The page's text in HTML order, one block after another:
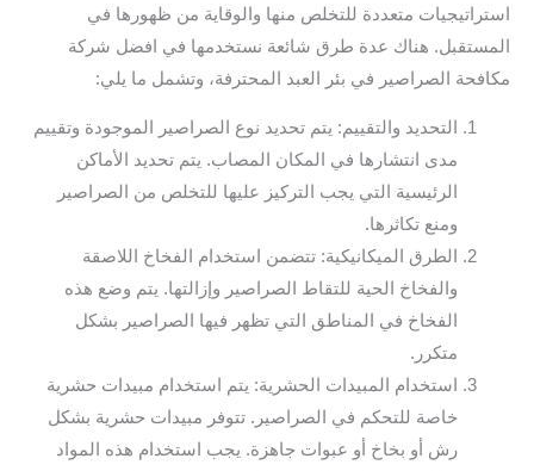
استراتيجيات متعددة للتخلص منها والوقاية من ظهورها في
المستقبل. هناك عدة طرق شائعة نستخدمها في افضل شركة
مكافحة الصراصير في بئر العبد المحترفة، وتشمل ما يلي:
التحديد والتقييم: يتم تحديد نوع الصراصير الموجودة وتقييم
مدى انتشارها في المكان المصاب. يتم تحديد الأماكن
الرئيسية التي يجب التركيز عليها للتخلص من الصراصير
ومنع تكاثرها.
الطرق الميكانيكية: تتضمن استخدام الفخاخ اللاصقة
والفخاخ الحية للتقاط الصراصير وإزالتها. يتم وضع هذه
الفخاخ في المناطق التي تظهر فيها الصراصير بشكل
متكرر.
استخدام المبيدات الحشرية: يتم استخدام مبيدات حشرية
خاصة للتحكم في الصراصير. تتوفر مبيدات حشرية بشكل
رش أو بخاخ أو عبوات جاهزة. يجب استخدام هذه المواد